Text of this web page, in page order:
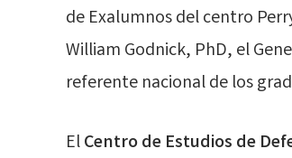
de Exalumnos del centro
William Godnick, PhD, el
referente nacional de los
ElCentro de Estudios de